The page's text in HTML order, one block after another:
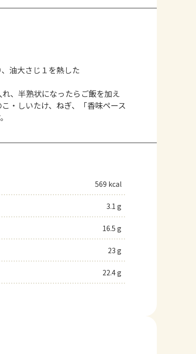
油大さじ１を熱した
、半熟状になったらご飯を加え
・しいたけ、ねぎ、「香味ペース
569 kcal
3.1 g
16.5 g
23 g
22.4 g